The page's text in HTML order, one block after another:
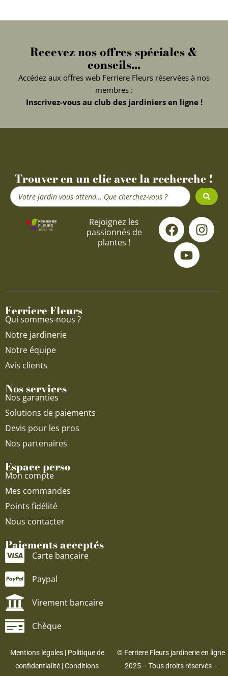
Recevez nos offres spéciales &
conseils...
Accédez aux offres web Ferriere Fleurs réservées à nos
membres :
Inscrivez-vous au club des jardiniers en ligne !
Trouver en un clic avec la recherche !
Search
...
Rejoignez les
passionnés de
plantes !
F
a
c
e
o
I
n
s
g
Y
o
u
t
u
b
Ferriere Fleurs
Qui sommes-nous ?
Notre jardinerie
Notre équipe
Avis clients
Nos services
Nos garanties
Solutions de paiements
Devis pour les pros
Nos partenaires
Espace perso
Mon compte
Mes commandes
Points fidélité
Nous contacter
Paiements acceptés
Carte bancaire
Paypal
Virement bancaire
Chèque
Mentions légales| Politique de
confidentialité |Conditions
© Ferriere Fleurs jardinerie en ligne
2025 – Tous droits réservés –